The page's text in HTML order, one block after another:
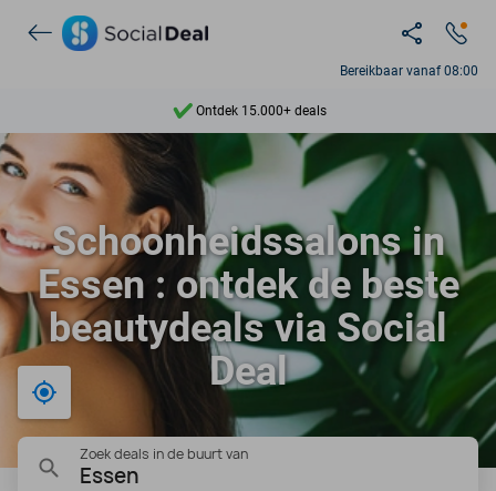
Bereikbaar vanaf 08:00
Ontdek 15.000+ deals
7 dagen per week beschikbaar
9,4
Ontdek 15.000+ deals
Schoonheidssalons in
Essen : ontdek de beste
beautydeals via Social
Deal
Bij mij in de buurt
Zoek deals in de buurt van
Essen